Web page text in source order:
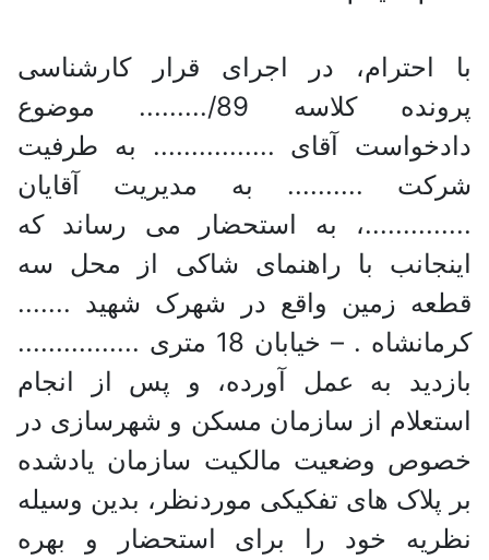
با احترام، در اجرای قرار کارشناسی
پرونده کلاسه 89/......... موضوع
دادخواست آقای ................ به طرفیت
شرکت .......... به مدیریت آقایان
..............، به استحضار می رساند که
اینجانب با راهنمای شاکی از محل سه
قطعه زمین واقع در شهرک شهید .......
کرمانشاه . – خیابان 18 متری ................
بازدید به عمل آورده، و پس از انجام
استعلام از سازمان مسکن و شهرسازی در
خصوص وضعیت مالکیت سازمان یادشده
بر پلاک های تفکیکی موردنظر، بدین وسیله
نظریه خود را برای استحضار و بهره